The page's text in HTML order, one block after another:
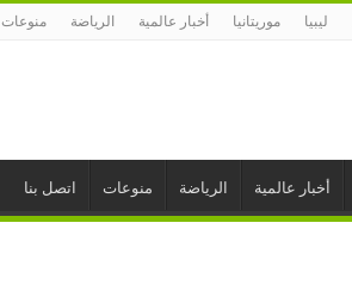
ليبيا موريتانيا أخبار عالمية الرياضة منوعات
أخبار عالمية الرياضة منوعات اتصل بنا